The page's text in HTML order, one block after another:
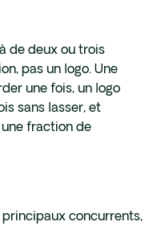
de deux ou trois
pas un logo. Une
une fois, un logo
sans lasser, et
fraction de
concurrents,